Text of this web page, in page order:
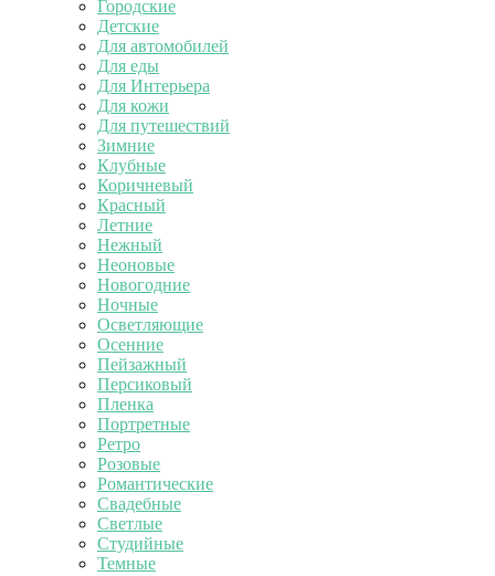
Городские
Детские
Для автомобилей
Для еды
Для Интерьера
Для кожи
Для путешествий
Зимние
Клубные
Коричневый
Красный
Летние
Нежный
Неоновые
Новогодние
Ночные
Осветляющие
Осенние
Пейзажный
Персиковый
Пленка
Портретные
Ретро
Розовые
Романтические
Свадебные
Светлые
Студийные
Темные